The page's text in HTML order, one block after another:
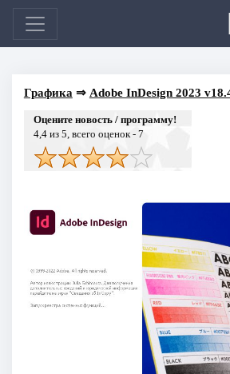
Графика ⇒ Adobe InDesign 2023
Оцените новость / программу!
4,4из 5, всего оценок - 7